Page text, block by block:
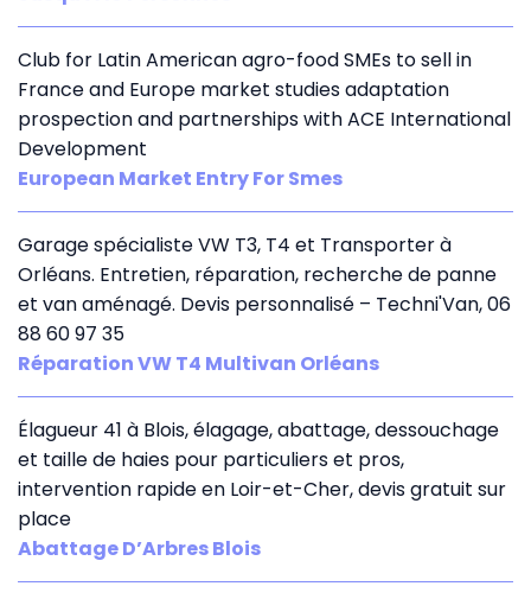
Club for Latin American agro-food SMEs to sell in
France and Europe market studies adaptation
prospection and partnerships with ACE International
Development
European Market Entry For Smes
Garage spécialiste VW T3, T4 et Transporter à
Orléans. Entretien, réparation, recherche de panne
et van aménagé. Devis personnalisé – Techni'Van, 06
88 60 97 35
Réparation VW T4 Multivan Orléans
Élagueur 41 à Blois, élagage, abattage, dessouchage
et taille de haies pour particuliers et pros,
intervention rapide en Loir-et-Cher, devis gratuit sur
place
Abattage D’Arbres Blois